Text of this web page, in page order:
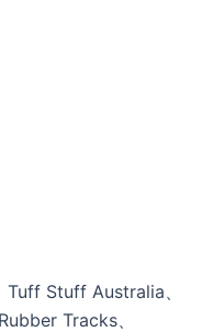
Stuff Australia、
Tracks、